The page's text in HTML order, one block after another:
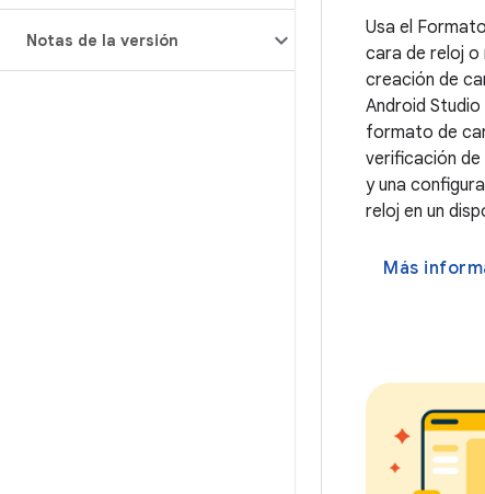
Notas de la versión
Usa el
cara de reloj o
creación de
Android
formato de
verificación
y una
reloj en un